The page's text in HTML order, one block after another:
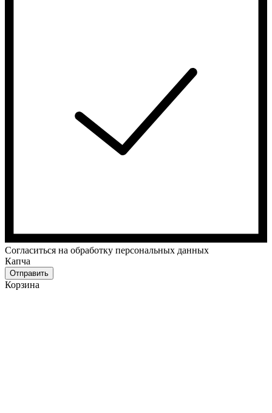
Cогласиться на обработку персональных данных
Капча
Отправить
Корзина